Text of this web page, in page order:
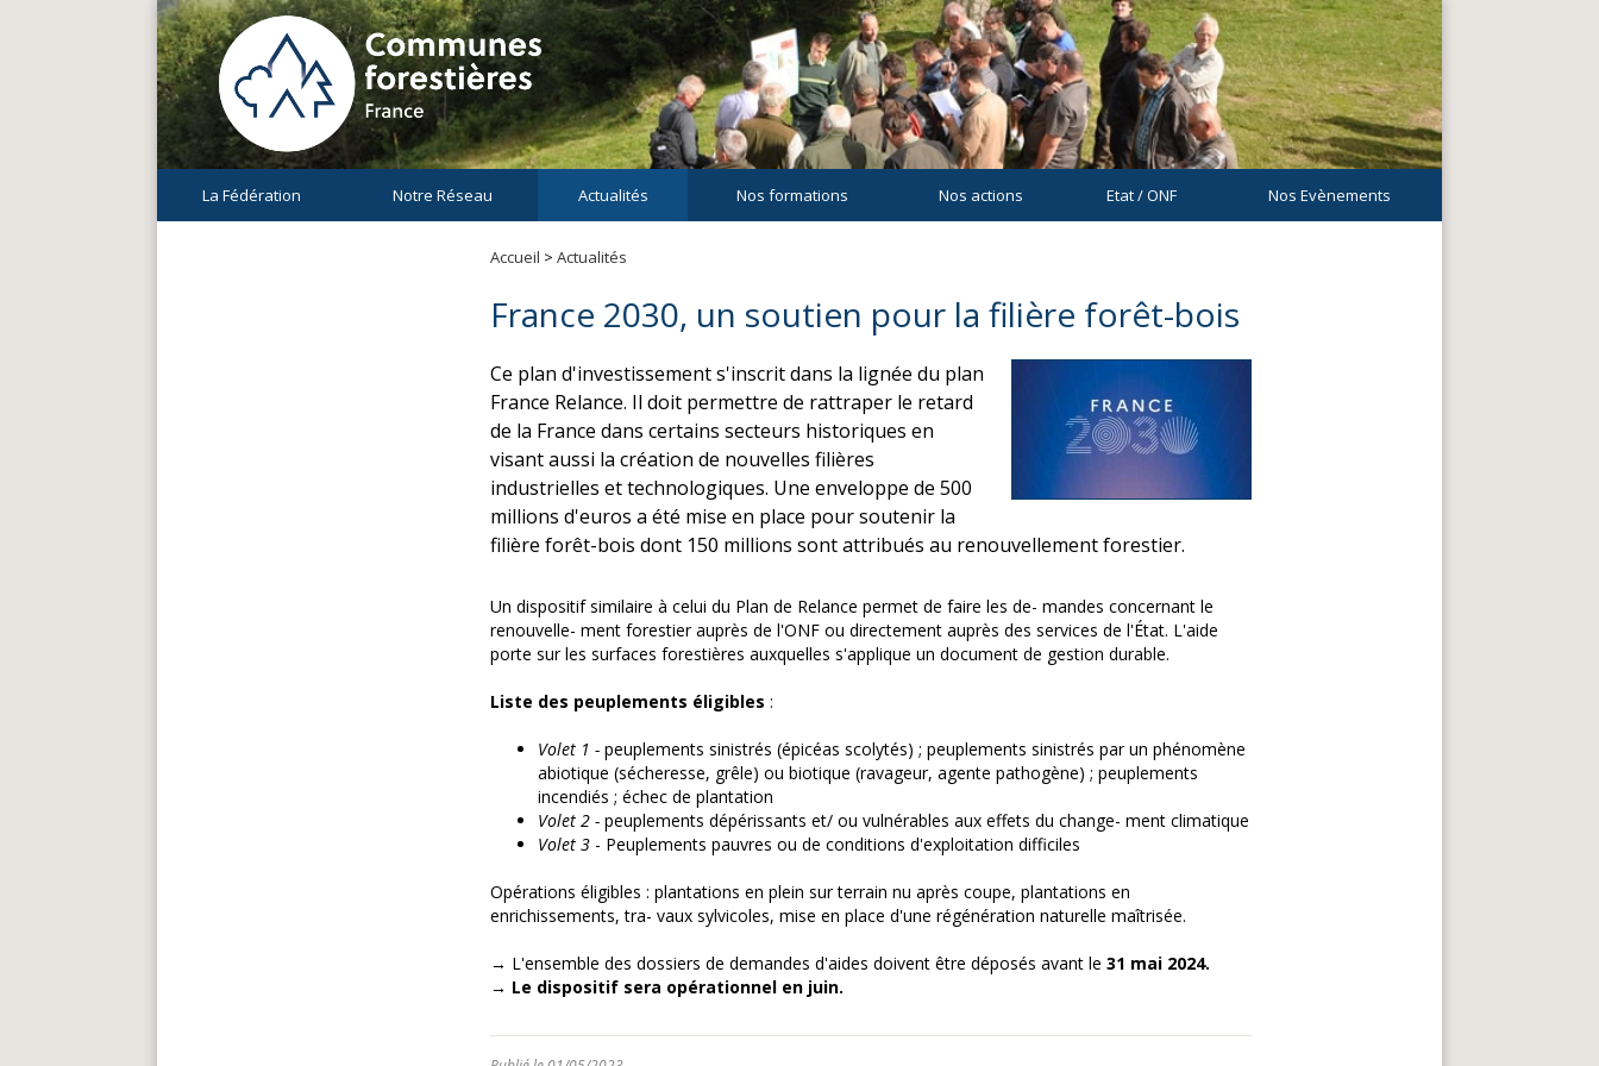
La Fédération Notre Réseau Actualités Nos formations Nos actions Etat / ONF Nos Evènements
Accueil > Actualités
France 2030, un soutien pour la filière forêt-bois
Ce plan d'investissement s'inscrit dans la lignée du plan
France Relance. Il doit permettre de rattraper le retard
de la France dans certains secteurs historiques en
visant aussi la création de nouvelles filières
industrielles et technologiques. Une enveloppe de 500
millions d'euros a été mise en place pour soutenir la
filière forêt-bois dont 150 millions sont attribués au renouvellement forestier.
Un dispositif similaire à celui du Plan de Relance permet de faire les de- mandes concernant le
renouvelle- ment forestier auprès de l'ONF ou directement auprès des services de l'État. L'aide
porte sur les surfaces forestières auxquelles s'applique un document de gestion durable.
Liste des peuplements éligibles :
Volet 1 - peuplements sinistrés (épicéas scolytés) ; peuplements sinistrés par un phénomène
abiotique (sécheresse, grêle) ou biotique (ravageur, agente pathogène) ; peuplements
incendiés ; échec de plantation
Volet 2 - peuplements dépérissants et/ ou vulnérables aux effets du change- ment climatique
Volet 3 - Peuplements pauvres ou de conditions d'exploitation difficiles
Opérations éligibles : plantations en plein sur terrain nu après coupe, plantations en
enrichissements, tra- vaux sylvicoles, mise en place d'une régénération naturelle maîtrisée.
→ L'ensemble des dossiers de demandes d'aides doivent être déposés avant le 31 mai 2024.
→ Le dispositif sera opérationnel en juin.